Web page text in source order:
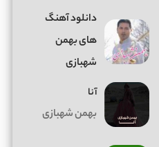
دانلود آهنگ
های بهمن
شهبازی
آنا
بهمن شهبازی